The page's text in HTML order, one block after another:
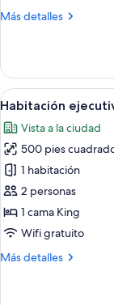
King
Más detalles
Más
ejecutiva,
cama
size,
torre
Abrir
todas
las
fotos
de
Habitación
ejecutiva,
1
King
4
Habitación
Vista a la ciudad
500 pies
1 habitación
2 personas
1 cama King
Wifi gratuito
Más detalles
Más